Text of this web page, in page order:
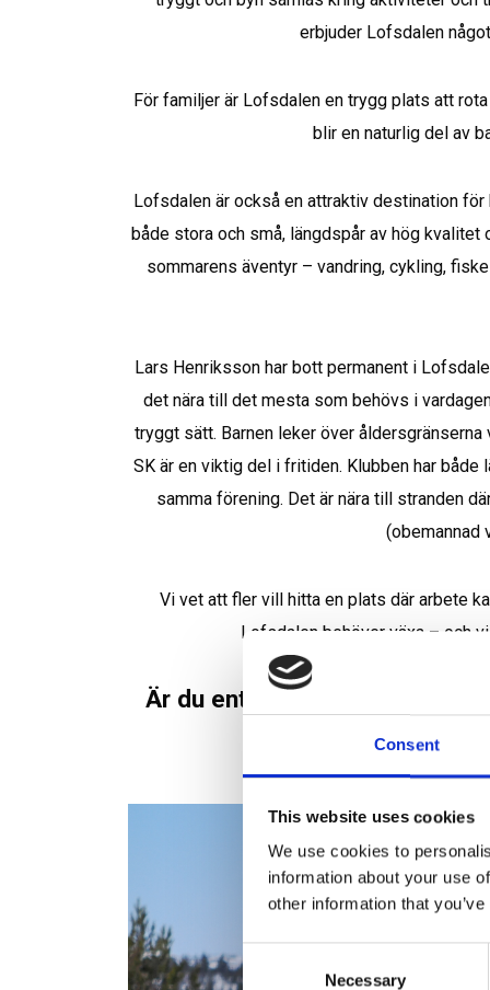
Consent
This website uses cookies
We use cookies to
information about your use
other information that
Selection
Necessary
erbjuder Lofsdalen
För familjer är Lofsdalen en trygg plats att
blir en naturlig del av
Lofsdalen är också en attraktiv destination
både stora och små, längdspår av hög
sommarens äventyr – vandring, cykling,
Lars Henriksson har bott permanent i
det nära till det mesta som behövs i
tryggt sätt. Barnen leker över
SK är en viktig del i fritiden. Klubben har både
samma förening. Det är nära till stranden
(obemannad
Lofsdalen behöver växa – och
Är du entreprenör eller familj